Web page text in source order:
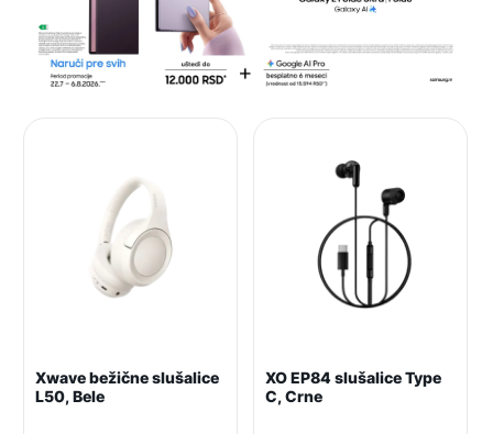
Xwave bežične slušalice
L50, Bele
XO EP84 slušalice Type
C, Crne